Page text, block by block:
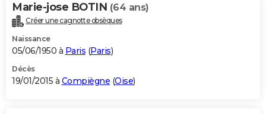
Marie-jose BOTIN (64 ans)
Créer une cagnotte obsèques
Naissance
05/06/1950 à Paris (Paris)
Décès
19/01/2015 à Compiègne (Oise)